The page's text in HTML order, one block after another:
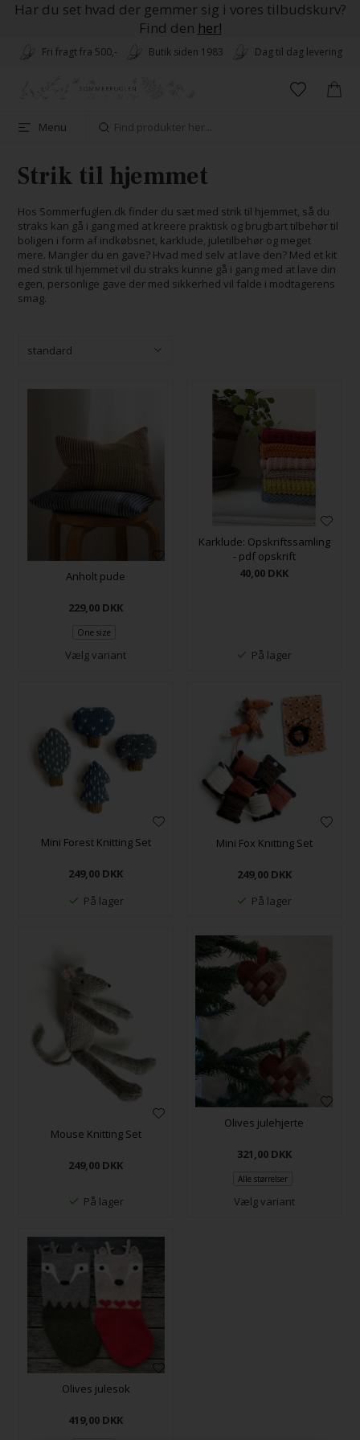
Har du set hvad der gemmer sig i vores tilbudskurv?
Find den her!
Fri fragt fra 500,- Butik siden 1983 Dag til dag levering
Menu
Strik til hjemmet
Hos Sommerfuglen.dk finder du sæt med strik til hjemmet, så du
straks kan gå i gang med at kreere praktisk og brugbart tilbehør til
boligen i form af indkøbsnet, karklude, juletilbehør og meget
mere. Mangler du en gave? Hvad med selv at lave den? Med et kit
med strik til hjemmet vil du straks kunne gå i gang med at lave din
egen, personlige gave der med sikkerhed vil falde i modtagerens
smag.
Anholt pude
229,00 DKK
One size
Vælg variant
Karklude: Opskriftssamling
- pdf opskrift
40,00 DKK
På lager
Mini Forest Knitting Set
249,00 DKK
På lager
Mini Fox Knitting Set
249,00 DKK
På lager
Mouse Knitting Set
249,00 DKK
På lager
Olives julehjerte
321,00 DKK
Alle størrelser
Vælg variant
Olives julesok
419,00 DKK